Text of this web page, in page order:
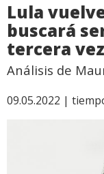
Lula
buscará
tercera vez
Análisis de
09.05.2022 |